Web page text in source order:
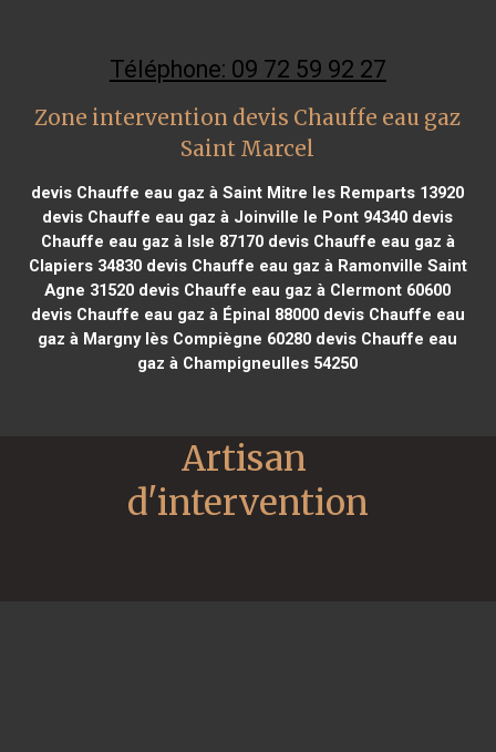
Téléphone: 09 72 59 92 27
Zone intervention devis Chauffe eau gaz
Saint Marcel
devis Chauffe eau gaz à Saint Mitre les Remparts 13920
devis Chauffe eau gaz à Joinville le Pont 94340 devis
Chauffe eau gaz à Isle 87170devis Chauffe eau gaz à
Clapiers 34830devis Chauffe eau gaz à Ramonville Saint
Agne 31520 devis Chauffe eau gaz à Clermont 60600
devis Chauffe eau gaz à Épinal 88000devis Chauffe eau
gaz à Margny lès Compiègne 60280 devis Chauffe eau
gaz à Champigneulles 54250
Artisan
d'intervention